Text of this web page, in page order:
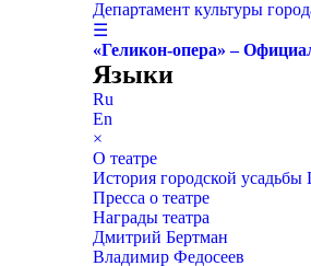
Департамент культуры
☰
«Геликон-опера» –
Языки
Ru
En
×
О театре
История городской
Пресса о театре
Награды театра
Дмитрий Бертман
Владимир Федосеев